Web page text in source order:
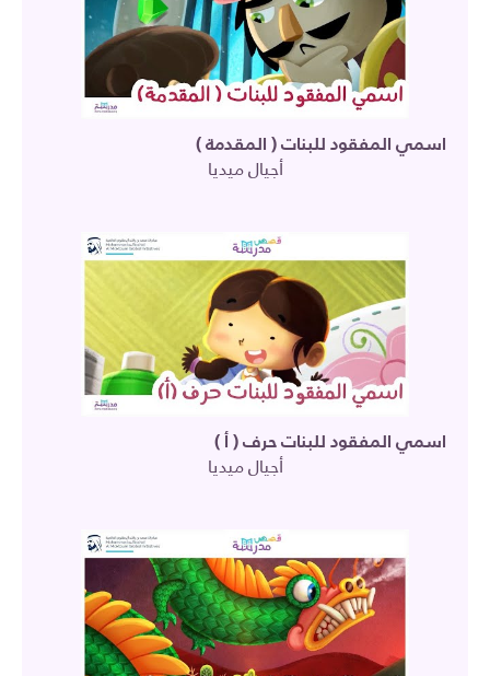
اسمي المفقود للبنات ( المقدمة )
أجيال ميديا
اسمي المفقود للبنات حرف ( أ )
أجيال ميديا